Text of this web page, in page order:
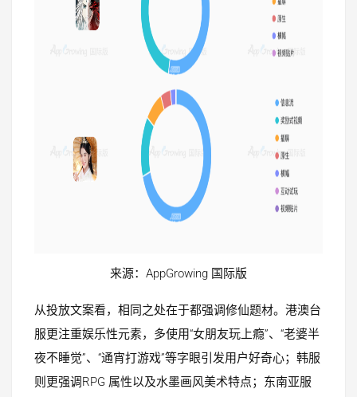
来源：AppGrowing 国际版
从投放文案看，相同之处在于都强调修仙题材。港澳台
服更注重娱乐性元素，多使用“女朋友玩上瘾”、“老婆半
夜不睡觉”、“通宵打游戏”等字眼引发用户好奇心；韩服
则更强调RPG 属性以及水墨画风美术特点；东南亚服